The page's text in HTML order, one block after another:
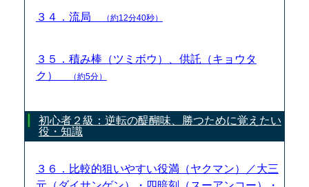
３４．流局 （約12分40秒）
３５．積み棒（ツミボウ）、供託（キョウタ
ク）
（約5分）
初心者２級：逆転の醍醐味、勝つために覚えたい
役・知識
３６．比較的狙いやすい役満（ヤクマン）／大三